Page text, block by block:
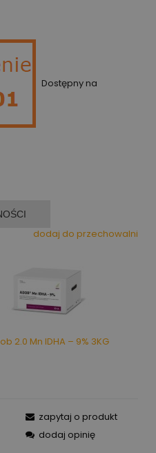
Dostępny na
2.0 Mn IDHA – 9% 3KG
dodaj do przechowalni
zapytaj o produkt
dodaj opinię